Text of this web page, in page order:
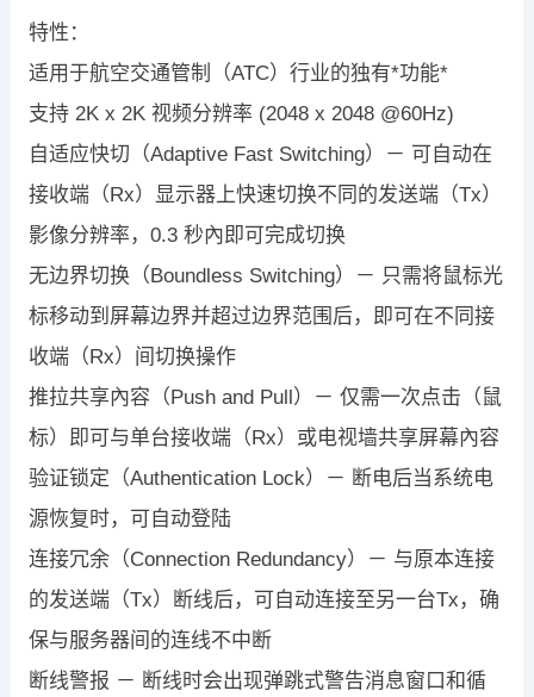
特性：
适用于航空交通管制（ATC）行业的独有*功能*
支持 2K x 2K 视频分辨率 (2048 x 2048 @60Hz)
自适应快切（Adaptive Fast Switching）－ 可自动在
接收端（Rx）显示器上快速切换不同的发送端（Tx）
影像分辨率，0.3 秒內即可完成切换
无边界切换（Boundless Switching）－ 只需将鼠标光
标移动到屏幕边界并超过边界范围后，即可在不同接
收端（Rx）间切换操作
推拉共享內容（Push and Pull）－ 仅需一次点击（鼠
标）即可与单台接收端（Rx）或电视墙共享屏幕內容
验证锁定（Authentication Lock）－ 断电后当系统电
源恢复时，可自动登陆
连接冗余（Connection Redundancy）－ 与原本连接
的发送端（Tx）断线后，可自动连接至另一台Tx，确
保与服务器间的连线不中断
断线警报 － 断线时会出现弹跳式警告消息窗口和循